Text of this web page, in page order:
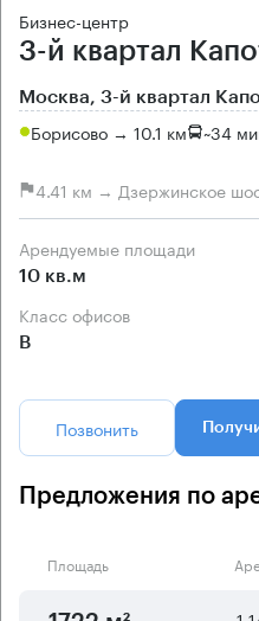
Бизнес-центр
3-й квартал
Москва, 3-й квартал
Борисово → 10.1 км ~34
4.41 км → Дзержинское
Арендуемые площади
10 кв.м
Класс офисов
B
Позвонить
Предложения по
Площадь